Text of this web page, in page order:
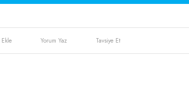
Yorum Yaz Tavsiye Et